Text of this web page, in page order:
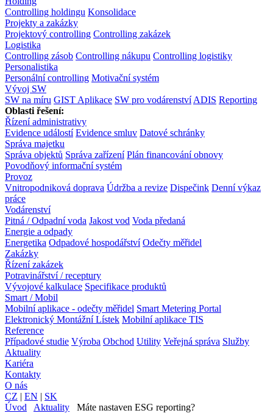
Controlling holdingu Konsolidace
Projekty a zakázky
Projektový controlling Controlling zakázek
Logistika
Controlling zásob Controlling nákupu Controlling logistiky
Personalistika
Personální controlling Motivační systém
Vývoj SW
SW na míru GIST Aplikace SW pro vodárenství ADIS Reporting
Oblasti řešení:
Řízení administrativy
Evidence událostí Evidence smluv Datové schránky
Správa majetku
Správa objektů Správa zařízení Plán financování obnovy
Povodňový informační systém
Provoz
Vnitropodniková doprava Údržba a revize Dispečink Denní výkaz
práce
Vodárenství
Pitná / Odpadní voda Jakost vod Voda předaná
Energie a odpady
Energetika Odpadové hospodářství Odečty měřidel
Zakázky
Řízení zakázek
Potravinářství / receptury
Vývojové kalkulace Specifikace produktů
Smart / Mobil
Mobilní aplikace - odečty měřidel Smart Metering Portal
Elektronický Montážní Lístek Mobilní aplikace TIS
Reference
Případové studie Výroba Obchod Utility Veřejná správa Služby
Aktuality
Kariéra
Kontakty
O nás
CZ | EN | SK
Úvod
Aktuality Máte nastaven ESG reporting?